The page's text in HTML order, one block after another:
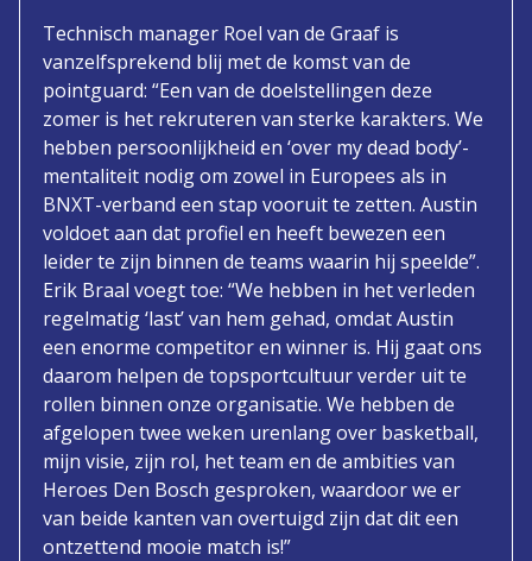
Technisch manager Roel van de Graaf is
vanzelfsprekend blij met de komst van de
pointguard: “Een van de doelstellingen deze
zomer is het rekruteren van sterke karakters. We
hebben persoonlijkheid en ‘over my dead body’-
mentaliteit nodig om zowel in Europees als in
BNXT-verband een stap vooruit te zetten. Austin
voldoet aan dat profiel en heeft bewezen een
leider te zijn binnen de teams waarin hij speelde”.
Erik Braal voegt toe: “We hebben in het verleden
regelmatig ‘last’ van hem gehad, omdat Austin
een enorme competitor en winner is. Hij gaat ons
daarom helpen de topsportcultuur verder uit te
rollen binnen onze organisatie. We hebben de
afgelopen twee weken urenlang over basketball,
mijn visie, zijn rol, het team en de ambities van
Heroes Den Bosch gesproken, waardoor we er
van beide kanten van overtuigd zijn dat dit een
ontzettend mooie match is!”